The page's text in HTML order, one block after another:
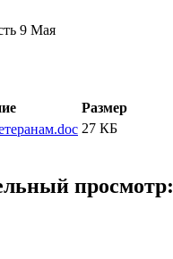
9 Мая
Размер
27 КБ
просмотр: